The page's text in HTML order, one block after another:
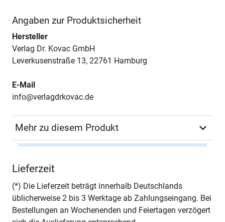
Angaben zur Produktsicherheit
Hersteller
Verlag Dr. Kovac GmbH
Leverkusenstraße 13, 22761 Hamburg
E-Mail
info@verlagdrkovac.de
Mehr zu diesem Produkt
Seiten 226
Jahr Hamburg 2022
Lieferzeit
(*) Die Lieferzeit beträgt innerhalb Deutschlands
üblicherweise 2 bis 3 Werktage ab Zahlungseingang. Bei
Bestellungen an Wochenenden und Feiertagen verzögert